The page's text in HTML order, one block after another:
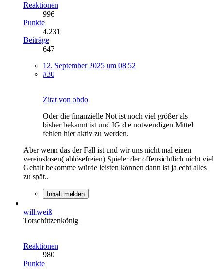
Reaktionen
996
Punkte
4.231
Beiträge
647
12. September 2025 um 08:52
#30
Zitat von obdo
Oder die finanzielle Not ist noch viel größer als
bisher bekannt ist und IG die notwendigen Mittel
fehlen hier aktiv zu werden.
Aber wenn das der Fall ist und wir uns nicht mal einen
vereinslosen( ablösefreien) Spieler der offensichtlich nicht viel
Gehalt bekomme würde leisten können dann ist ja echt alles
zu spät..
Inhalt melden
williweiß
Torschützenkönig
Reaktionen
980
Punkte